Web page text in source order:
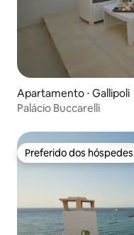
Apartamento ⋅ Gallipoli
Palácio Buccarelli
Preferido dos hóspedes
Preferido dos hóspedes